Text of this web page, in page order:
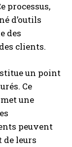
processus,
d’outils
des
clients.
un point
Ce
une
peuvent
de leurs